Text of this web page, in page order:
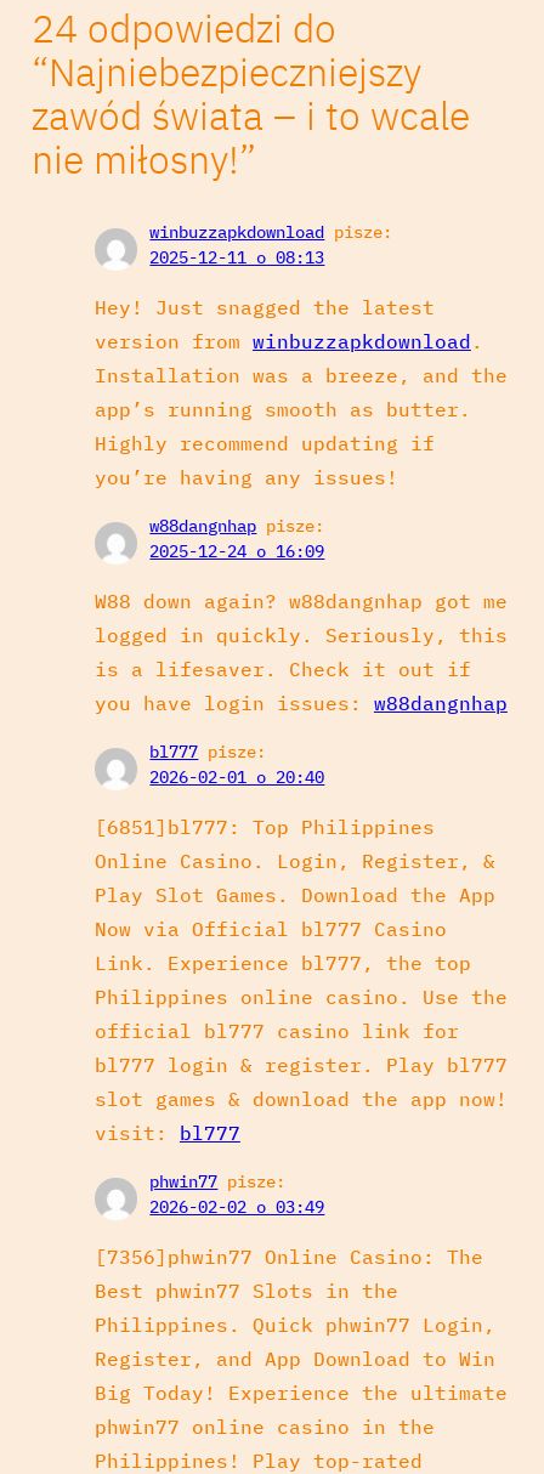
24 odpowiedzi do
“Najniebezpieczniejszy
zawód świata – i to wcale
nie miłosny!”
winbuzzapkdownload pisze:
2025-12-11 o 08:13
Hey! Just snagged the latest
version from winbuzzapkdownload .
Installation was a breeze, and the
app’s running smooth as butter.
Highly recommend updating if
you’re having any issues!
w88dangnhap pisze:
2025-12-24 o 16:09
W88 down again? w88dangnhap got me
logged in quickly. Seriously, this
is a lifesaver. Check it out if
you have login issues: w88dangnhap
bl777 pisze:
2026-02-01 o 20:40
[6851]bl777: Top Philippines
Online Casino. Login, Register, &
Play Slot Games. Download the App
Now via Official bl777 Casino
Link. Experience bl777, the top
Philippines online casino. Use the
official bl777 casino link for
bl777 login & register. Play bl777
slot games & download the app now!
visit: bl777
phwin77 pisze:
2026-02-02 o 03:49
[7356]phwin77 Online Casino: The
Best phwin77 Slots in the
Philippines. Quick phwin77 Login,
Register, and App Download to Win
Big Today! Experience the ultimate
phwin77 online casino in the
Philippines! Play top-rated